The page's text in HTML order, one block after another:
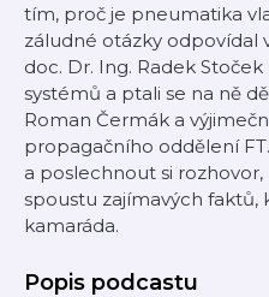
tím, proč je pneumatika
záludné otázky odpovídal
doc. Dr. Ing. Radek
systémů a ptali se na ně
Roman Čermák a
propagačního oddělení
a poslechnout si
spoustu zajímavých
kamaráda.
Popis podcastu